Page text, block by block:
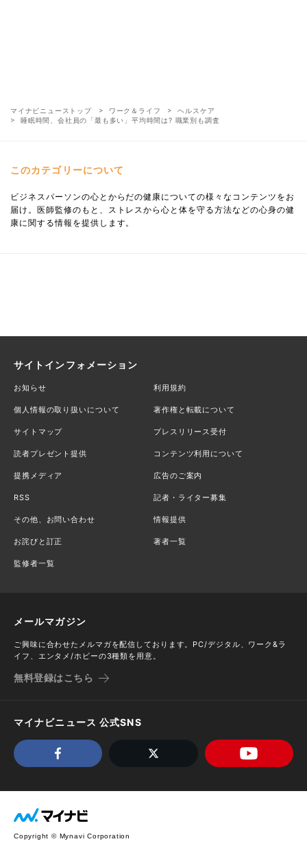
マイナビニューストップ ワーク＆ライフ
ヘルスケア
睡眠時間、会社員の「最も多い」平均時間は? 職業別も調査
このカテゴリーについて
ビジネスパーソンの心とからだの健康についての様々なコンテンツをお
届け。医師監修のもと、ストレスから心と体を守る方法などの心身の健
康に関する情報を提供します。
サイトインフォメーション
お知らせ 利用規約
個人情報の取り扱いについて 著作権と転載について
サイトマップ プレスリリース受付
読者プレゼント提供 コンテンツ利用について
提携メディア 広告のご案内
RSS 記者・ライター募集
その他、お問い合わせ 情報提供
お詫びと訂正 著者一覧
監修者一覧
メールマガジン
ご興味に合わせたメルマガを配信しております。PC/デジタル、ワーク&ラ
イフ、エンタメ/ホビーの3種類を用意。
無料登録はこちら
マイナビニュース 公式SNS
Copyright © Mynavi Corporation